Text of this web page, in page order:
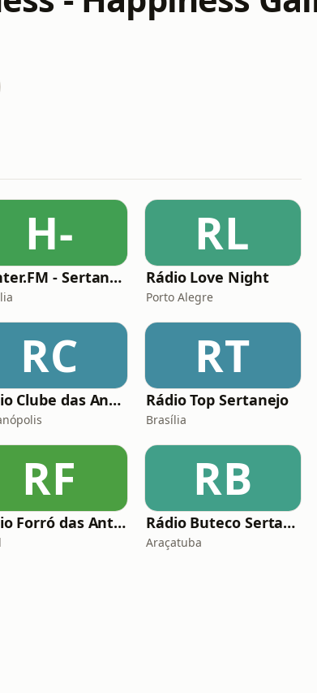
H-
Hunter.FM - Sertanejo
RL
Rádio Love Night
Porto Alegre
RC
Rádio Clube das Antigas Floripa
RT
Rádio Top Sertanejo
Brasília
RF
Rádio Forró das Antigas
RB
Rádio Buteco Sertanejo
Araçatuba